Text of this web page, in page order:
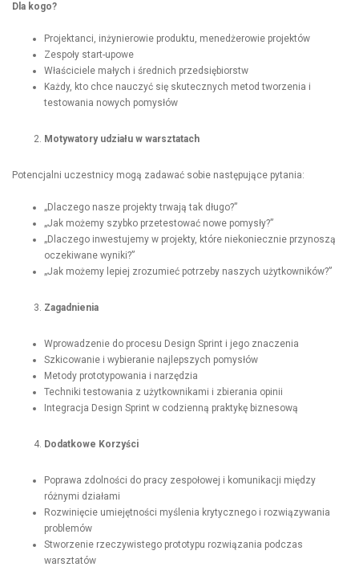
Dla kogo?
Projektanci, inżynierowie produktu, menedżerowie projektów
Zespoły start-upowe
Właściciele małych i średnich przedsiębiorstw
Każdy, kto chce nauczyć się skutecznych metod tworzenia i
testowania nowych pomysłów
Motywatory udziału w warsztatach
Potencjalni uczestnicy mogą zadawać sobie następujące pytania:
„Dlaczego nasze projekty trwają tak długo?”
„Jak możemy szybko przetestować nowe pomysły?”
„Dlaczego inwestujemy w projekty, które niekoniecznie przynoszą
oczekiwane wyniki?”
„Jak możemy lepiej zrozumieć potrzeby naszych użytkowników?”
Zagadnienia
Wprowadzenie do procesu Design Sprint i jego znaczenia
Szkicowanie i wybieranie najlepszych pomysłów
Metody prototypowania i narzędzia
Techniki testowania z użytkownikami i zbierania opinii
Integracja Design Sprint w codzienną praktykę biznesową
Dodatkowe Korzyści
Poprawa zdolności do pracy zespołowej i komunikacji między
różnymi działami
Rozwinięcie umiejętności myślenia krytycznego i rozwiązywania
problemów
Stworzenie rzeczywistego prototypu rozwiązania podczas
warsztatów